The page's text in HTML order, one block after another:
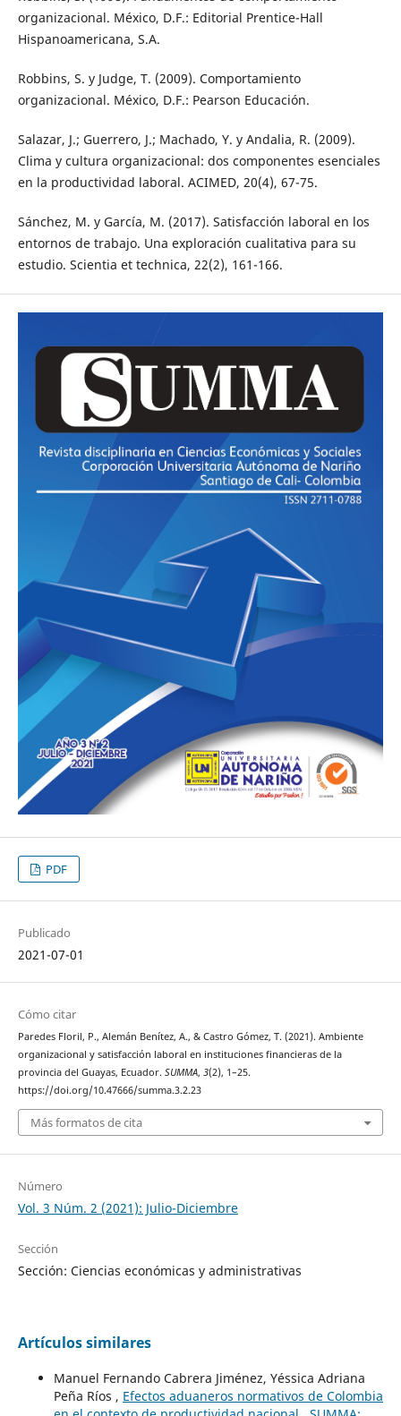
organizacional. México, D.F.: Editorial Prentice-Hall
Hispanoamericana, S.A.
Robbins, S. y Judge, T. (2009). Comportamiento
organizacional. México, D.F.: Pearson Educación.
Salazar, J.; Guerrero, J.; Machado, Y. y Andalia, R. (2009).
Clima y cultura organizacional: dos componentes esenciales
en la productividad laboral. ACIMED, 20(4), 67-75.
Sánchez, M. y García, M. (2017). Satisfacción laboral en los
entornos de trabajo. Una exploración cualitativa para su
estudio. Scientia et technica, 22(2), 161-166.
PDF
Publicado
2021-07-01
Cómo citar
Paredes Floril, P., Alemán Benítez, A., & Castro Gómez, T. (2021). Ambiente
organizacional y satisfacción laboral en instituciones financieras de la
provincia del Guayas, Ecuador. SUMMA, 3(2), 1–25.
https://doi.org/10.47666/summa.3.2.23
Más formatos de cita
Número
Vol. 3 Núm. 2 (2021): Julio-Diciembre
Sección
Sección: Ciencias económicas y administrativas
Artículos similares
Manuel Fernando Cabrera Jiménez, Yéssica Adriana
Peña Ríos , Efectos aduaneros normativos de Colombia